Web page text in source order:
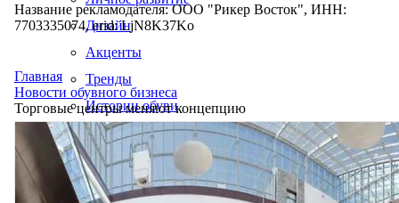
Дизайн
Акценты
Тренды
Истории обуви
Производство
Название рекламодателя: ООО "Рикер Восток", ИНН:
7703335074, erid: LjN8K37Ko
Главная
Новости обувного бизнеса
Торговые центры меняют концепцию